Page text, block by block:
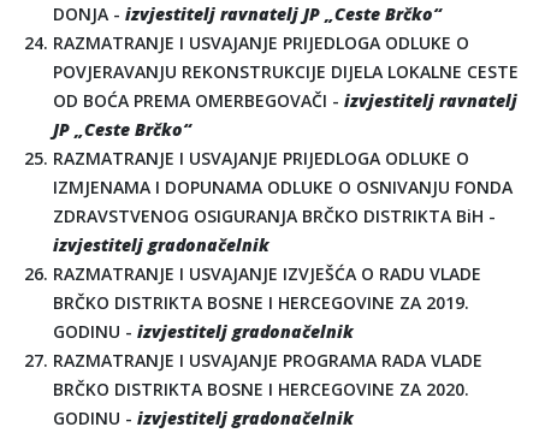
DONJA - izvjestitelj ravnatelj JP „Ceste Brčko“
RAZMATRANJE I USVAJANJE PRIJEDLOGA ODLUKE O
POVJERAVANJU REKONSTRUKCIJE DIJELA LOKALNE CESTE
OD BOĆA PREMA OMERBEGOVAČI - izvjestitelj ravnatelj
JP „Ceste Brčko“
RAZMATRANJE I USVAJANJE PRIJEDLOGA ODLUKE O
IZMJENAMA I DOPUNAMA ODLUKE O OSNIVANJU FONDA
ZDRAVSTVENOG OSIGURANJA BRČKO DISTRIKTA BiH -
izvjestitelj gradonačelnik
RAZMATRANJE I USVAJANJE IZVJEŠĆA O RADU VLADE
BRČKO DISTRIKTA BOSNE I HERCEGOVINE ZA 2019.
GODINU - izvjestitelj gradonačelnik
RAZMATRANJE I USVAJANJE PROGRAMA RADA VLADE
BRČKO DISTRIKTA BOSNE I HERCEGOVINE ZA 2020.
GODINU - izvjestitelj gradonačelnik